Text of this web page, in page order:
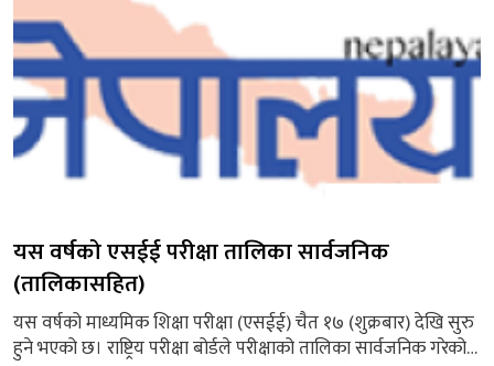
यस वर्षको एसईई परीक्षा तालिका सार्वजनिक
(तालिकासहित)
यस वर्षको माध्यमिक शिक्षा परीक्षा (एसईई) चैत १७ (शुक्रबार) देखि सुरु
हुने भएको छ। राष्ट्रिय परीक्षा बोर्डले परीक्षाको तालिका सार्वजनिक गरेको